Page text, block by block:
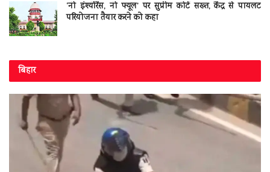
‘नो इंश्योरेंस, नो फ्यूल’ पर सुप्रीम कोर्ट सख्त, केंद्र से पायलट
परियोजना तैयार करने को कहा
बिहार